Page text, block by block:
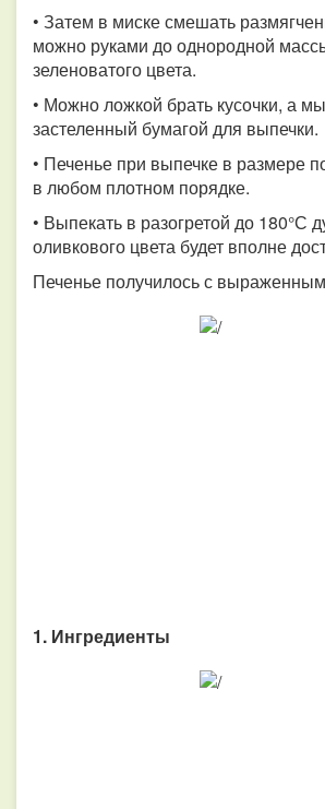
• Затем в миске смешать
можно руками до однородной
зеленоватого цвета.
• Можно ложкой брать кусочки, а
застеленный бумагой для выпечки.
• Печенье при выпечке в размере
в любом плотном порядке.
• Выпекать в разогретой до 180°С
оливкового цвета будет вполне
Печенье получилось с
1. Ингредиенты